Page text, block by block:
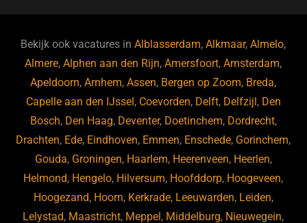
b
o
o
k
ky dI
n
Bekijk ook vacatures inAlblasserdam,Alkmaar,Almelo,
Almere,Alphen aan den Rijn,Amersfoort,Amsterdam,
Apeldoorn,Arnhem,Assen, Bergen op Zoom, Breda,
Capelle aan den IJssel , Coevorden, Delft, Delfzijl , Den
Bosch, Den Haag, Deventer, Doetinchem, Dordrecht,
Drachten, Ede, Eindhoven, Emmen, Enschede, Gorinchem,
Gouda, Groningen, Haarlem, Heerenveen, Heerlen,
Helmond, Hengelo, Hilversum, Hoofddorp, Hoogeveen,
Hoogezand, Hoorn, Kerkrade, Leeuwarden, Leiden,
Lelystad, Maastricht, Meppel , Middelburg, Nieuwegein,